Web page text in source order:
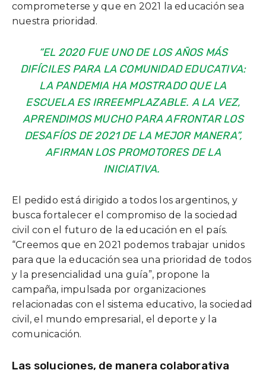
comprometerse y que en 2021 la educación sea
nuestra prioridad.
“EL 2020 FUE UNO DE LOS AÑOS MÁS
DIFÍCILES PARA LA COMUNIDAD EDUCATIVA:
LA PANDEMIA HA MOSTRADO QUE LA
ESCUELA ES IRREEMPLAZABLE. A LA VEZ,
APRENDIMOS MUCHO PARA AFRONTAR LOS
DESAFÍOS DE 2021 DE LA MEJOR MANERA”,
AFIRMAN LOS PROMOTORES DE LA
INICIATIVA.
El pedido está dirigido a todos los argentinos, y
busca fortalecer el compromiso de la sociedad
civil con el futuro de la educación en el país.
“Creemos que en 2021 podemos trabajar unidos
para que la educación sea una prioridad de todos
y la presencialidad una guía”, propone la
campaña, impulsada por organizaciones
relacionadas con el sistema educativo, la sociedad
civil, el mundo empresarial, el deporte y la
comunicación.
Las soluciones, de manera colaborativa